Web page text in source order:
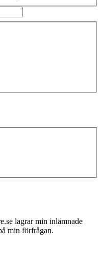
lagrar min inlämnade
min förfrågan.